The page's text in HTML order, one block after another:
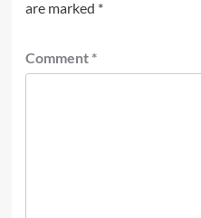
are marked *
Comment *